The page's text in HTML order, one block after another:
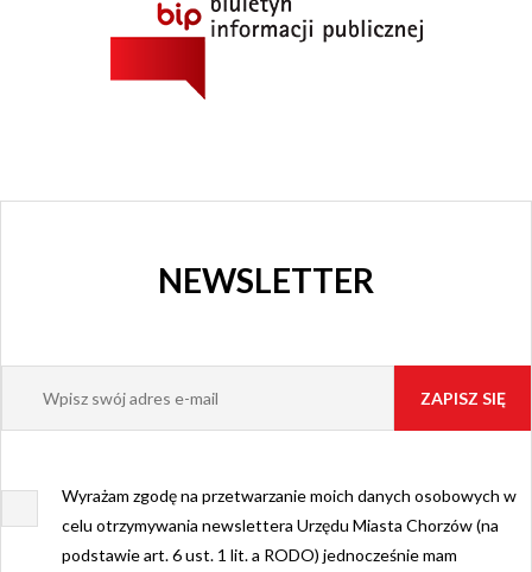
NEWSLETTER
Wyrażam zgodę na przetwarzanie moich danych osobowych w
celu otrzymywania newslettera Urzędu Miasta Chorzów (na
podstawie art. 6 ust. 1 lit. a RODO) jednocześnie mam